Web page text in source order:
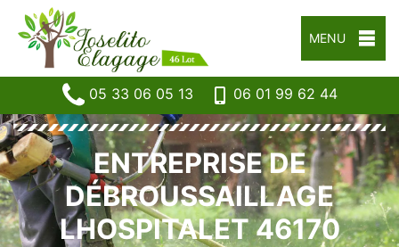
MENU
05 33 06 05 13 06 01 99 62 44
ENTREPRISE DE
DÉBROUSSAILLAGE
LHOSPITALET 46170